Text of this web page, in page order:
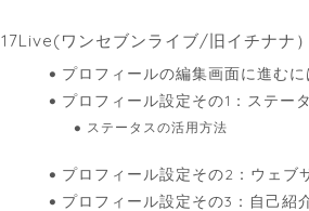
17Live(ワンセブンライブ/旧イチナナ
プロフィールの編集画面に進むに
プロフィール設定その1：ステー
ステータスの活用方法
プロフィール設定その2：ウェブ
プロフィール設定その3：自己紹